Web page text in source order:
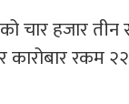
हजार तीन
रकम